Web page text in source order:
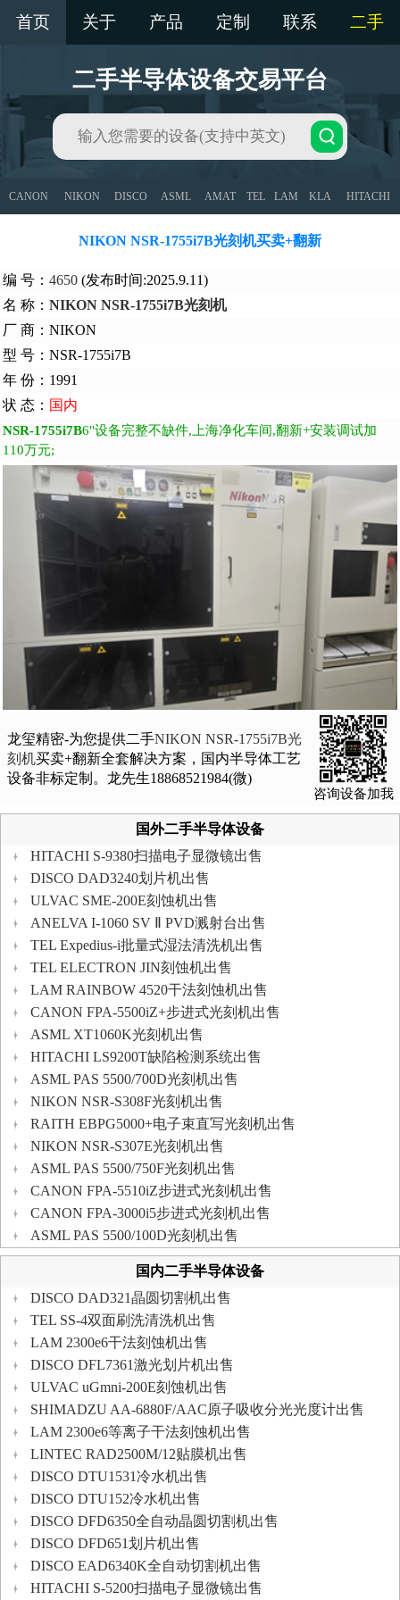
首页 关于 产品 定制 联系 二手
二手半导体设备交易平台
CANON NIKON DISCO ASML AMAT TEL LAM KLA HITACHI
NIKON NSR-1755i7B光刻机买卖+翻新
编 号： 4650 (发布时间:2025.9.11)
名 称： NIKON NSR-1755i7B光刻机
厂 商：NIKON
型 号：NSR-1755i7B
年 份：1991
状 态： 国内
NSR-1755i7B6"设备完整不缺件,上海净化车间,翻新+安装调试加
110万元;
龙玺精密-为您提供二手NIKON NSR-1755i7B光
刻机买卖+翻新全套解决方案，国内半导体工艺
设备非标定制。龙先生18868521984(微)
咨询设备加我
国外二手半导体设备
HITACHI S-9380扫描电子显微镜出售
DISCO DAD3240划片机出售
ULVAC SME-200E刻蚀机出售
ANELVA I-1060 SV Ⅱ PVD溅射台出售
TEL Expedius-i批量式湿法清洗机出售
TEL ELECTRON JIN刻蚀机出售
LAM RAINBOW 4520干法刻蚀机出售
CANON FPA-5500iZ+步进式光刻机出售
ASML XT1060K光刻机出售
HITACHI LS9200T缺陷检测系统出售
ASML PAS 5500/700D光刻机出售
NIKON NSR-S308F光刻机出售
RAITH EBPG5000+电子束直写光刻机出售
NIKON NSR-S307E光刻机出售
ASML PAS 5500/750F光刻机出售
CANON FPA-5510iZ步进式光刻机出售
CANON FPA-3000i5步进式光刻机出售
ASML PAS 5500/100D光刻机出售
国内二手半导体设备
DISCO DAD321晶圆切割机出售
TEL SS-4双面刷洗清洗机出售
LAM 2300e6干法刻蚀机出售
DISCO DFL7361激光划片机出售
ULVAC uGmni-200E刻蚀机出售
SHIMADZU AA-6880F/AAC原子吸收分光光度计出售
LAM 2300e6等离子干法刻蚀机出售
LINTEC RAD2500M/12贴膜机出售
DISCO DTU1531冷水机出售
DISCO DTU152冷水机出售
DISCO DFD6350全自动晶圆切割机出售
DISCO DFD651划片机出售
DISCO EAD6340K全自动切割机出售
HITACHI S-5200扫描电子显微镜出售